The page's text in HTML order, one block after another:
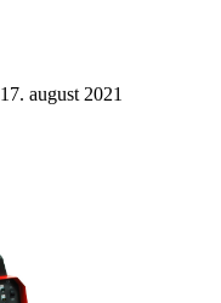
17. august 2021